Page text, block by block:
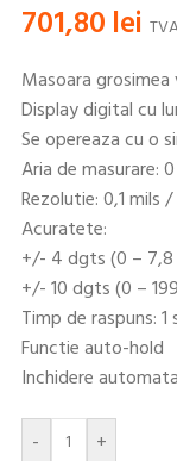
701,80 lei
Masoara
Display digital cu
Se opereaza cu o
Aria de masurare:
Rezolutie: 0,1 mils /
Acuratete:
+/- 4 dgts (0 – 7,8
+/- 10 dgts (0 –
Timp de raspuns: 1
Functie auto-hold
Inchidere automata
- +